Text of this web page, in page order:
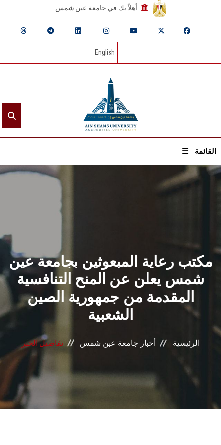
أهلاً بك في جامعة عين شمس
English
القائمة
القطاعـات
الشئون الأكاديمية
البحث العلمي
الرعاية الصحية
المراكز والوحدات
الأنظمة الذكية
الإعلام
مكتب رعاية المبعوثين بجامعة عين
شمس يعلن عن المنح التنافسية
المقدمة من جمهورية الصين
الشعبية
الرئيسية أخبار جامعة عين شمس تفاصيل الخبر